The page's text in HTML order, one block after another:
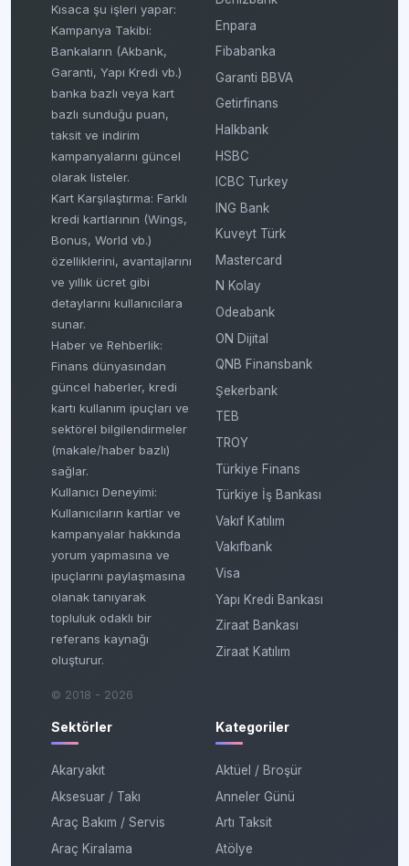
Kısaca şu işleri yapar:
Kampanya Takibi:
Bankaların (Akbank,
Garanti, Yapı Kredi vb.)
banka bazlı veya kart
bazlı sunduğu puan,
taksit ve indirim
kampanyalarını güncel
olarak listeler.
Kart Karşılaştırma: Farklı
kredi kartlarının (Wings,
Bonus, World vb.)
özelliklerini, avantajlarını
ve yıllık ücret gibi
detaylarını kullanıcılara
sunar.
Haber ve Rehberlik:
Finans dünyasından
güncel haberler, kredi
kartı kullanım ipuçları ve
sektörel bilgilendirmeler
(makale/haber bazlı)
sağlar.
Kullanıcı Deneyimi:
Kullanıcıların kartlar ve
kampanyalar hakkında
yorum yapmasına ve
ipuçlarını paylaşmasına
olanak tanıyarak
topluluk odaklı bir
referans kaynağı
oluşturur.
© 2018 - 2026
Enpara
Fibabanka
Garanti BBVA
Getirfinans
Halkbank
HSBC
ICBC Turkey
ING Bank
Kuveyt Türk
Mastercard
N Kolay
Odeabank
ON Dijital
QNB Finansbank
Şekerbank
TEB
TROY
Türkiye Finans
Türkiye İş Bankası
Vakıf Katılım
Vakıfbank
Visa
Yapı Kredi Bankası
Ziraat Bankası
Ziraat Katılım
Sektörler
Akaryakıt
Aksesuar / Takı
Araç Bakım / Servis
Araç Kiralama
Kategoriler
Aktüel / Broşür
Anneler Günü
Artı Taksit
Atölye